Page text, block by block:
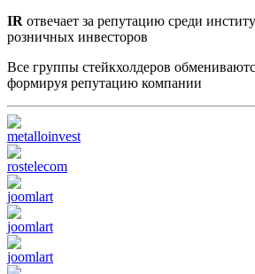
IR отвечает за репутацию среди
розничных инвесторов
Все группы стейкхолдеров
формируя репутацию компании